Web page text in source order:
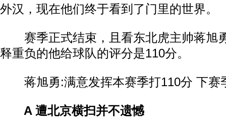
外汉，现在他们终于看到了门里的世界。
赛季正式结束，且看东北虎主帅蒋旭
释重负的他给球队的评分是110分。
蒋旭勇:满意发挥本赛季打110分 下赛
A 遭北京横扫并不遗憾